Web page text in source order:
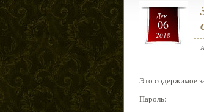
Дек
06
2018
Это содержимое
Пароль: